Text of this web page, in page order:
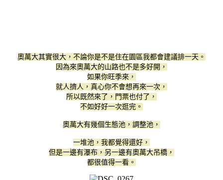
奧萬大其實很大，不論你是不是住在園區我都會建議排一天。
因為來奧萬大的山路也不是多好開，
如果你旺季來，
就人擠人，真心你不會想再來一次，
所以既然來了，門票也付了，
不如好好一次逛完。
奧萬大有幾個生態池，調整池，
一堆池， 我都覺得還好，
但是一邊有瀑布，另一邊有奧萬大吊橋，
都很值得一看。